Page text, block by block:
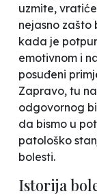
uzmite,
nejasno
kada je
emotivnom i
posuđeni
Zapravo, tu
odgovornog
da bismo u
patološko
bolesti.
Istorija